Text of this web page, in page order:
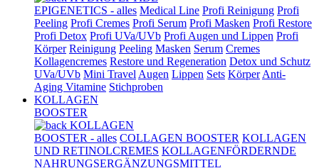
EPIGENETICS - alles Medical Line Profi Reinigung Profi
Peeling Profi Cremes Profi Serum Profi Masken Profi Restore
Profi Detox Profi UVa/UVb Profi Augen und Lippen Profi
Körper Reinigung Peeling Masken Serum Cremes
Kollagencremes Restore und Regeneration Detox und Schutz
UVa/UVb Mini Travel Augen Lippen Sets Körper Anti-
Aging Vitamine Stichproben
KOLLAGEN
BOOSTER
KOLLAGEN
BOOSTER - alles COLLAGEN BOOSTER KOLLAGEN
UND RETINOLCREMES KOLLAGENFÖRDERNDE
NAHRUNGSERGÄNZUNGSMITTEL